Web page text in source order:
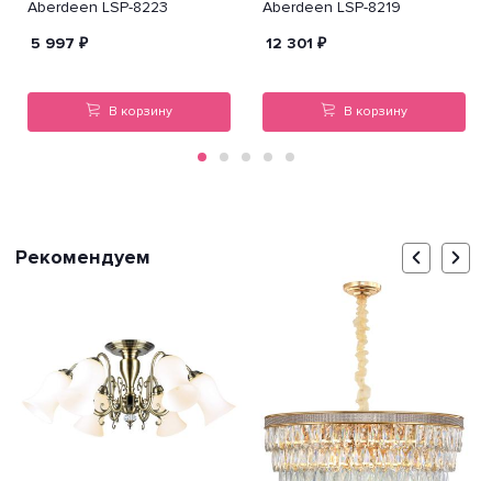
Aberdeen LSP-8223
5 997 ₽
В корзину
Aberdeen LSP-8219
12 301 ₽
В корзину
Рекомендуем